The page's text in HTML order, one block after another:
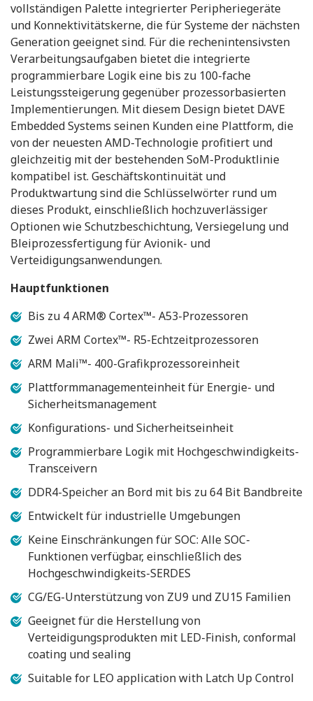
vollständigen Palette integrierter Peripheriegeräte
und Konnektivitätskerne, die für Systeme der nächsten
Generation geeignet sind. Für die rechenintensivsten
Verarbeitungsaufgaben bietet die integrierte
programmierbare Logik eine bis zu 100-fache
Leistungssteigerung gegenüber prozessorbasierten
Implementierungen. Mit diesem Design bietet DAVE
Embedded Systems seinen Kunden eine Plattform, die
von der neuesten AMD-Technologie profitiert und
gleichzeitig mit der bestehenden SoM-Produktlinie
kompatibel ist. Geschäftskontinuität und
Produktwartung sind die Schlüsselwörter rund um
dieses Produkt, einschließlich hochzuverlässiger
Optionen wie Schutzbeschichtung, Versiegelung und
Bleiprozessfertigung für Avionik- und
Verteidigungsanwendungen.
Hauptfunktionen
Bis zu 4 ARM® Cortex™- A53-Prozessoren
Zwei ARM Cortex™- R5-Echtzeitprozessoren
ARM Mali™- 400-Grafikprozessoreinheit
Plattformmanagementeinheit für Energie- und
Sicherheitsmanagement
Konfigurations- und Sicherheitseinheit
Programmierbare Logik mit Hochgeschwindigkeits-
Transceivern
DDR4-Speicher an Bord mit bis zu 64 Bit Bandbreite
Entwickelt für industrielle Umgebungen
Keine Einschränkungen für SOC: Alle SOC-
Funktionen verfügbar, einschließlich des
Hochgeschwindigkeits-SERDES
CG/EG-Unterstützung von ZU9 und ZU15 Familien
Geeignet für die Herstellung von
Verteidigungsprodukten mit LED-Finish, conformal
coating und sealing
Suitable for LEO application with Latch Up Control